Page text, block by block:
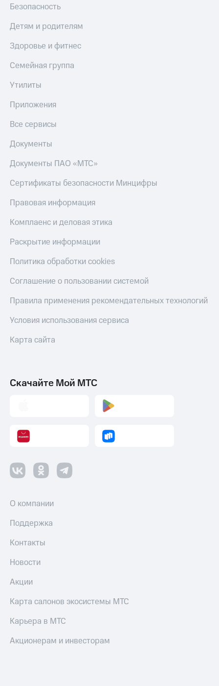
Безопасность
Детям и родителям
Здоровье и фитнес
Семейная группа
Утилиты
Приложения
Все сервисы
Документы
Документы ПАО «МТС»
Сертификаты безопасности Минцифры
Правовая информация
Комплаенс и деловая этика
Раскрытие информации
Политика обработки cookies
Соглашение о пользовании системой
Правила применения рекомендательных технологий
Условия использования сервиса
Карта сайта
Скачайте Мой МТС
О компании
Поддержка
Контакты
Новости
Акции
Карта салонов экосистемы МТС
Карьера в МТС
Акционерам и инвесторам